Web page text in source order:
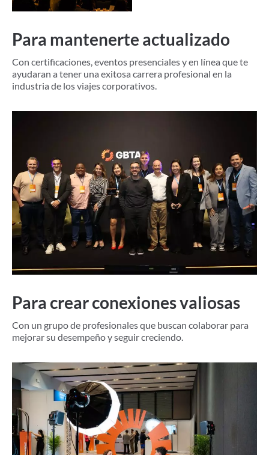
Para mantenerte actualizado
Con certificaciones, eventos presenciales y en línea que te
ayudaran a tener una exitosa carrera profesional en la
industria de los viajes corporativos.
Para crear conexiones valiosas
Con un grupo de profesionales que buscan colaborar para
mejorar su desempeño y seguir creciendo.